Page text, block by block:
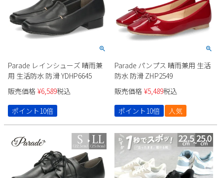
30
31
2026 年9月
日 月 木 金
6
7 8 10 11
12
13
14 15 17 18
20
21 24 25
27
28
新規会員登録
Parade レインシューズ 晴雨兼
用 生活防水 防滑 YDHP6645
販売価格 ¥6,589税込
ポイント10倍
Parade パンプス 晴雨兼用 生活
防水 防滑 ZHP2549
販売価格 ¥5,489税込
ポイント10倍
人気